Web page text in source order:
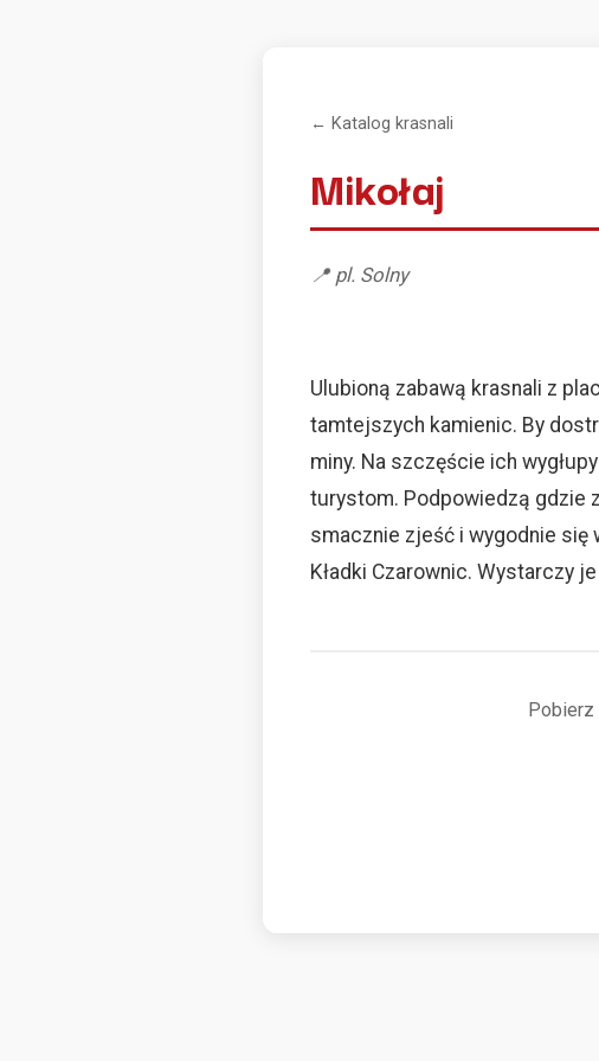
← Katalog krasnali
Mikołaj
📍 pl. Solny
Ulubioną zabawą krasnali z
tamtejszych kamienic. By
miny. Na szczęście ich
turystom. Podpowiedzą gdzie
smacznie zjeść i wygodnie się
Kładki Czarownic. Wystarczy
Pobierz